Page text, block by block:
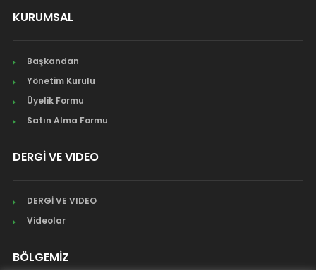
KURUMSAL
Başkandan
Yönetim Kurulu
Üyelik Formu
Satın Alma Formu
DERGİ VE VIDEO
DERGİ VE VIDEO
Videolar
BÖLGEMİZ